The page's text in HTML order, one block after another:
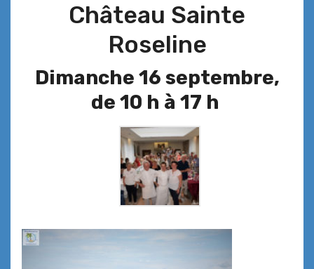
Château Sainte
Roseline
Dimanche 16 septembre,
de 10 h à 17 h